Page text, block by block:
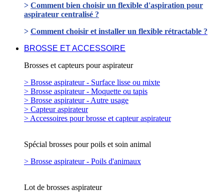
> Comment bien choisir un flexible d'aspiration pour
aspirateur centralisé ?
> Comment choisir et installer un flexible rétractable ?
BROSSE ET ACCESSOIRE
Brosses et capteurs pour aspirateur
> Brosse aspirateur - Surface lisse ou mixte
> Brosse aspirateur - Moquette ou tapis
> Brosse aspirateur - Autre usage
> Capteur aspirateur
> Accessoires pour brosse et capteur aspirateur
Spécial brosses pour poils et soin animal
> Brosse aspirateur - Poils d'animaux
Lot de brosses aspirateur